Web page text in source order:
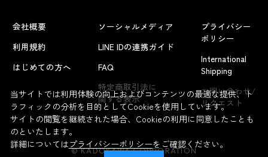
よくあるお問い合わせ
会社概要
利用規約
はじめての方へ
ソーシャルメディア
LINE IDの連携ガイド
FAQ
特定商取引法に
関する表示
プライバシー
ポリシー
International
Shipping
お問い合わせ/
リクエスト
© KADOKAWA CORPORATION
当サイトでは利用体験の向上およびコンテンツの最適な提供、ト
ラフィックの分析を目的としてCookieを使用しています。
サイトの閲覧を継続された場合、Cookieの利用に同意したことも
のといたします。
詳細についてはプライバシーポリシーをご確認ください。